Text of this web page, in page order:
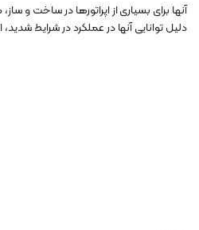
آنها برای بسیاری از اپراتورها در ساخت و
دلیل توانایی آنها در عملکرد در شرایط